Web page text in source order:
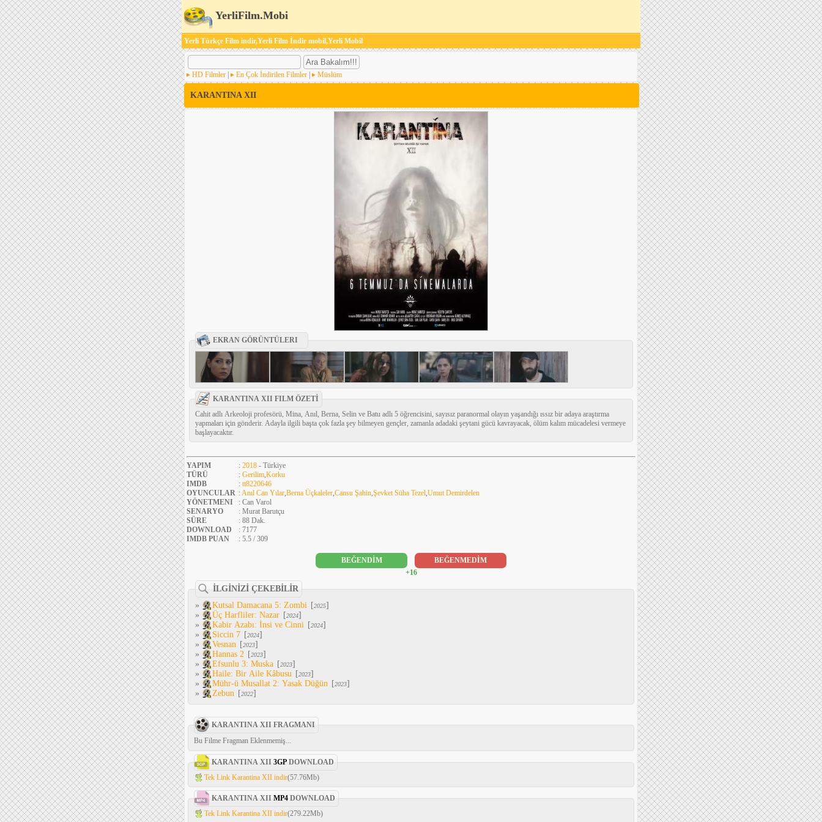
YerliFilm.Mobi
Yerli Türkçe Film indir,Yerli Film İndir mobil,Yerli Mobil
HD Filmler En Çok İndirilen Filmler Müslüm
KARANTINA XII
EKRAN GÖRÜNTÜLERI
KARANTINA XII FILM ÖZETİ
Cahit adlı Arkeoloji profesörü, Mina, Anıl, Berna, Selin ve Batu adlı 5 öğrencisini, sayısız paranormal olayın yaşandığı ıssız bir adaya araştırma
yapmaları için gönderir. Adayla ilgili başta çok fazla şey bilmeyen gençler, zamanla adadaki şeytani gücü kavrayacak, ölüm kalım mücadelesi vermeye
başlayacaktır.
YAPIM : 2018 - Türkiye
TÜRÜ
: Gerilim,Korku
IMDB
: tt8220646
OYUNCULAR :Anıl Can Yılar,Berna Üçkaleler,Cansu Şahin,Şevket Süha Tezel,Umut Demirdelen
YÖNETMENI
: Can Varol
SENARYO
: Murat Barutçu
SÜRE
: 88 Dak.
DOWNLOAD
: 7177
IMDB PUAN
: 5.5 / 309
BEĞENDİM
BEĞENMEDİM
+16
İLGİNİZİ ÇEKEBİLİR
»
Kutsal Damacana 5: Zombi [2025]
»
Üç Harfliler: Nazar [2024]
»
Kabir Azabı: İnsi ve Cinni [2024]
»
Siccin 7 [2024]
»
Vesnan [2023]
»
Hannas 2 [2023]
»
Efsunlu 3: Muska [2023]
»
Haile: Bir Aile Kâbusu [2023]
»
Mühr-ü Musallat 2: Yasak Düğün [2023]
»
Zebun [2022]
KARANTINA XII FRAGMANI
Bu Filme Fragman Eklenmemiş...
KARANTINA XII 3GP DOWNLOAD
Tek Link Karantina XII indir(57.76Mb)
KARANTINA XII MP4 DOWNLOAD
Tek Link Karantina XII indir(279.22Mb)